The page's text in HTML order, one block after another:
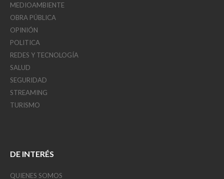
MEDIOAMBIENTE
OBRA PÚBLICA
OPINIÓN
POLITICA
REDES Y TECNOLOGÍA
SALUD
SEGURIDAD
STREAMING
TURISMO
DE INTERÉS
QUIENES SOMOS